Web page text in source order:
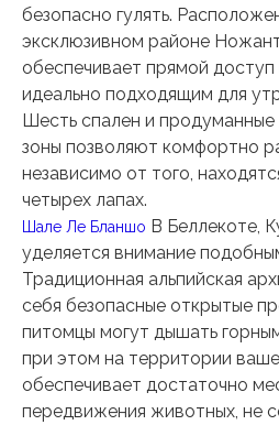
безопасно гулять.
эксклюзивном районе
обеспечивает прямой
идеально подходящим для
Шесть спален и
зоны позволяют комфортно
независимо от того,
четырех лапах.
Шале Ле Бланшо В Беллекоте,
уделяется внимание
Традиционная альпийская
себя безопасные открытые
питомцы могут дышать
при этом на территории
обеспечивает достаточно
передвижения животных, не